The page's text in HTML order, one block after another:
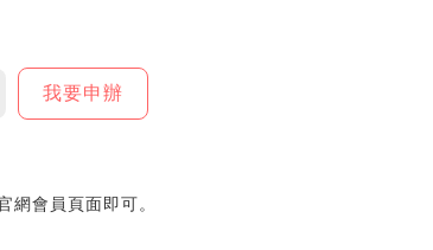
我要申辦
會員頁面即可。